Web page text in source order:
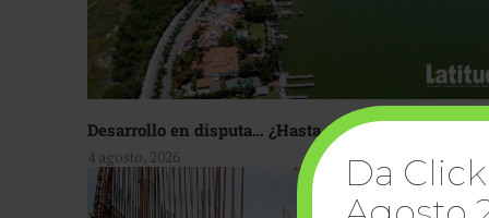
Desarrollo en disputa… ¿Hasta dónde crecer?
4 agosto, 2026
Da